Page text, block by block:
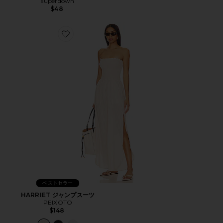
$48
Favorite HARRIET ジャンプスーツ
ベストセラー
HARRIET ジャンプスーツ
PEIXOTO
$148